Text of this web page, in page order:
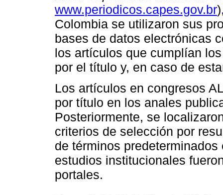
www.periodicos.capes.gov.br
Colombia se utilizaron sus
bases de datos electrónicas
los artículos que cumplían
por el título y, en caso de
Los artículos en congresos
por título en los anales
Posteriormente, se
criterios de selección por
de términos
estudios institucionales
portales.